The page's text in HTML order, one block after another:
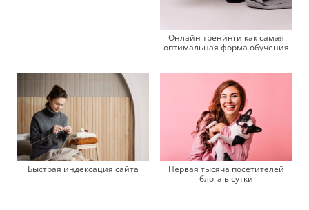
Онлайн тренинги как самая
оптимальная форма обучения
Быстрая индексация сайта
Первая тысяча посетителей
блога в сутки